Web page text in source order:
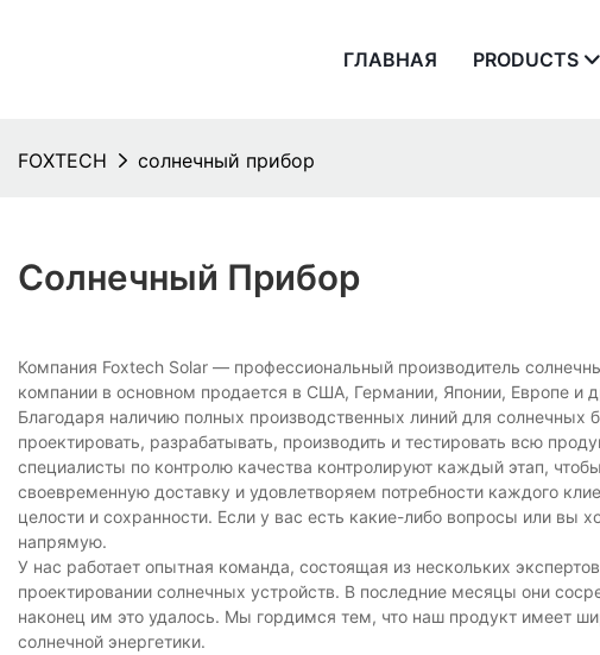
ГЛАВНАЯ PRODUCTS
FOXTECH солнечный прибор
Солнечный Прибор
Компания Foxtech Solar — профессиональный производитель
компании в основном продается в США, Германии, Японии, Европе и
Благодаря наличию полных производственных линий для
проектировать, разрабатывать, производить и тестировать всю
специалисты по контролю качества контролируют каждый этап,
своевременную доставку и удовлетворяем потребности каждого
целости и сохранности. Если у вас есть какие-либо вопросы или вы
напрямую.
У нас работает опытная команда, состоящая из нескольких
проектировании солнечных устройств. В последние месяцы они
наконец им это удалось. Мы гордимся тем, что наш продукт имеет
солнечной энергетики.